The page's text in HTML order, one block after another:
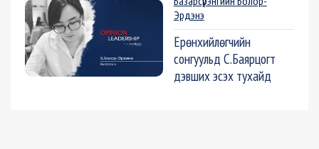
Эрдэнэ
Ерөнхийлөгчийн
сонгуульд С.Баярцогт
дэвших эсэх тухайд